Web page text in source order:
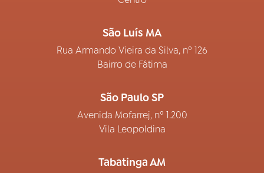
São Luís MA
Rua Armando Vieira da Silva, nº 126
Bairro de Fátima
São Paulo SP
Avenida Mofarrej, nº 1.200
Vila Leopoldina
Tabatinga AM